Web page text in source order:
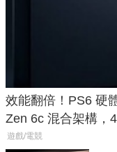
效能翻倍！PS6 硬
Zen 6c 混合架構，
遊戲/電競